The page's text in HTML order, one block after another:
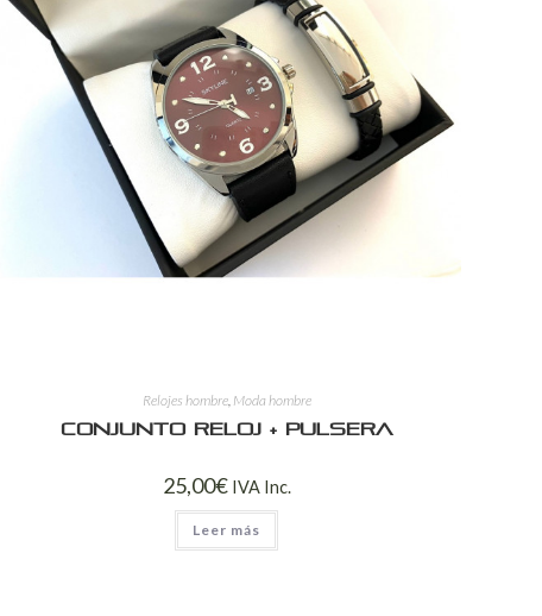
Relojes hombre, Moda hombre
Conjunto reloj + pulsera
25,00€ IVA Inc.
Leer más